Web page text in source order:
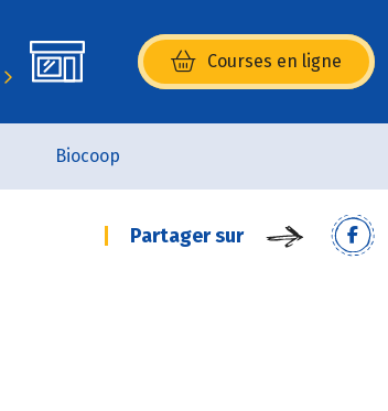
Courses en ligne
(s’ouvre dans une nouvelle
Biocoop
Partager sur